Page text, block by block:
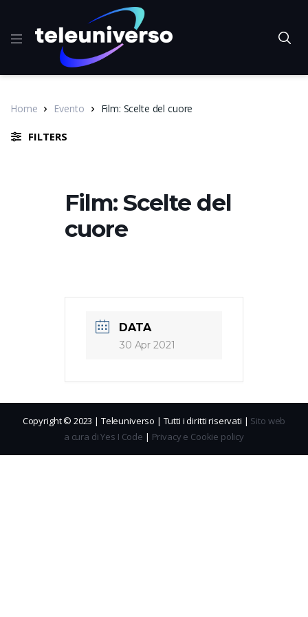
Home Evento Film: Scelte del cuore
FILTERS
Film: Scelte del
cuore
DATA
30 Apr 2021
Copyright © 2023 | Teleuniverso | Tutti i diritti riservati | Sito web
a cura di Yes I Code | Privacy e Cookie policy